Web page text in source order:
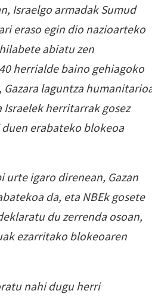
Israelgo armadak Sumud
eraso egin dio nazioarteko
abiatu zen
herrialde baino gehiagoko
laguntza
Israelek herritarrak gosez
erabateko blokeoa
urte igaro direnean, Gazan
da, eta NBEk gosete
du zerrenda osoan,
ezarritako blokeoaren
nahi dugu herri